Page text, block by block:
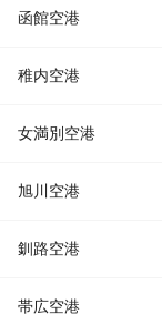
函館空港
稚内空港
女満別空港
旭川空港
釧路空港
帯広空港